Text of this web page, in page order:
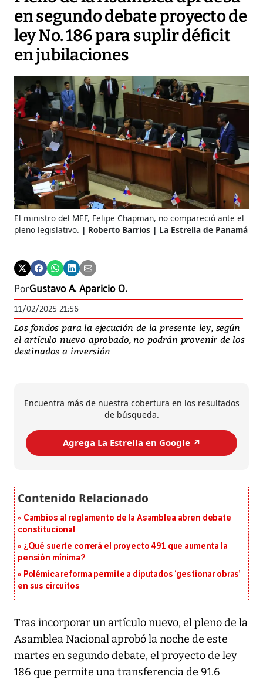
en segundo debate proyecto de
ley No. 186 para suplir déficit
en jubilaciones
El ministro del MEF, Felipe Chapman, no compareció ante el
pleno legislativo.
Roberto Barrios | La Estrella de Panamá
PorGustavo A. Aparicio O.
11/02/2025 21:56
Los fondos para la ejecución de la presente ley, según
el artículo nuevo aprobado, no podrán provenir de los
destinados a inversión
Encuentra más de nuestra cobertura en los resultados
de búsqueda.
Agrega La Estrella en Google ↗️
Cambios al reglamento de la Asamblea abren debate
constitucional
¿Qué suerte correrá el proyecto 491 que aumenta la
pensión mínima?
Polémica reforma permite a diputados ‘gestionar obras’
en sus circuitos
Tras incorporar un artículo nuevo, el pleno de la
Asamblea Nacional aprobó la noche de este
martes en segundo debate, el proyecto de ley
186 que permite una transferencia de 91.6